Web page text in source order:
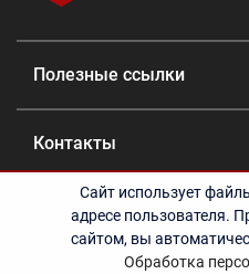
Полезные ссылки
Контакты
©2010-2024 Учебный центр
профессиональное
Л035-01248-56/00205983
Сайт использует
адресе пользователя.
сайтом, вы
Обработка